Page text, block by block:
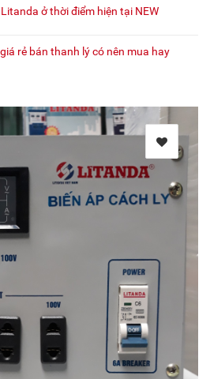
ở thời điểm hiện tại NEW
rẻ bán thanh lý có nên mua hay